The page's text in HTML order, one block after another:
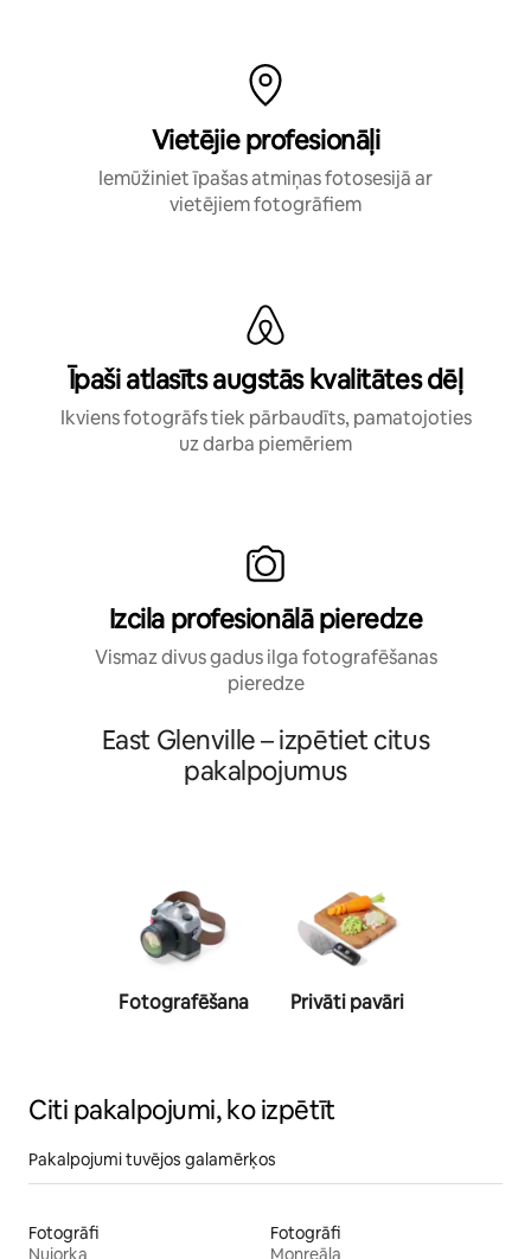
Vietējie profesionāļi
Iemūžiniet īpašas atmiņas fotosesijā ar
vietējiem fotogrāfiem
Īpaši atlasīts augstās kvalitātes dēļ
Ikviens fotogrāfs tiek pārbaudīts, pamatojoties
uz darba piemēriem
Izcila profesionālā pieredze
Vismaz divus gadus ilga fotografēšanas
pieredze
East Glenville – izpētiet citus
pakalpojumus
Fotografēšana Privāti pavāri
Citi pakalpojumi, ko izpētīt
Pakalpojumi tuvējos galamērķos
Fotogrāfi
Ņujorka
Fotogrāfi
Monreāla